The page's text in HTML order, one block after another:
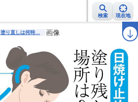
検索 現在地
地震情報 警報・注意報 ラ
塗り直しは何時… 画像